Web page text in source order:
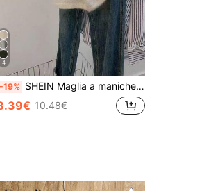
4
-19% SHEIN Maglia a maniche corte in maglia a girocollo tinta unita, taglia comoda, autunnale
10.48€